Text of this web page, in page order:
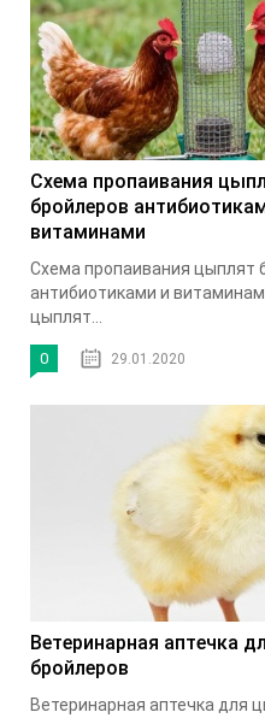
Схема пропаивания
бройлеров
витаминами
Схема пропаивания цыплят
антибиотиками и
цыплят...
0 29.01.2020
Ветеринарная аптечка
бройлеров
Ветеринарная аптечка для